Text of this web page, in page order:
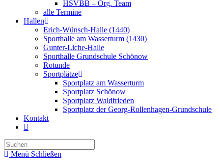
HSVBB – Org. Team
alle Termine
Hallen
Erich-Wünsch-Halle (1440)
Sporthalle am Wasserturm (1430)
Gunter-Liche-Halle
Sporthalle Grundschule Schönow
Rotunde
Sportplätze
Sportplatz am Wasserturm
Sportplatz Schönow
Sportplatz Waldfrieden
Sportplatz der Georg-Rollenhagen-Grundschule
Kontakt
Menü Schließen